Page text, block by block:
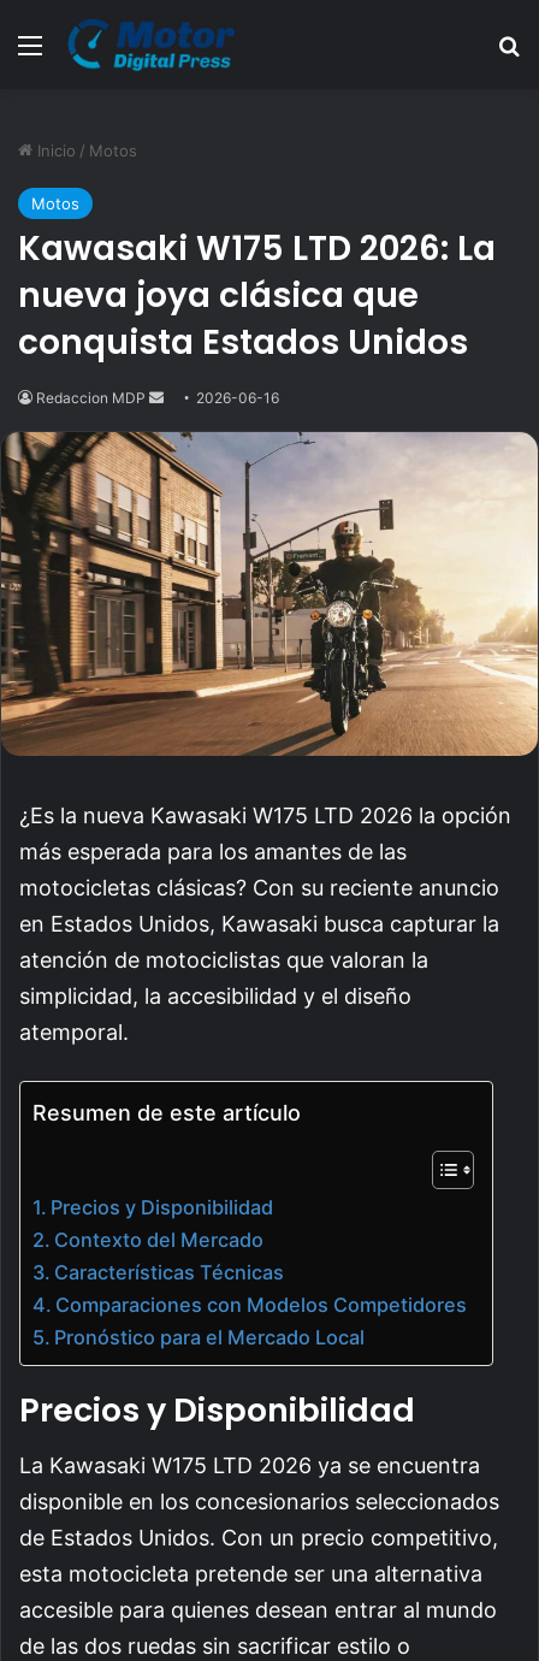
Menú
Inicio / Motos
Motos
Kawasaki W175 LTD 2026: La
nueva joya clásica que
conquista Estados Unidos
Redaccion MDP
Send
email
2026-06-16
¿Es la nueva Kawasaki W175 LTD 2026 la opción
más esperada para los amantes de las
motocicletas clásicas? Con su reciente anuncio
en Estados Unidos, Kawasaki busca capturar la
atención de motociclistas que valoran la
simplicidad, la accesibilidad y el diseño
atemporal.
Resumen de este artículo
Precios y Disponibilidad
Contexto del Mercado
Características Técnicas
Comparaciones con Modelos Competidores
Pronóstico para el Mercado Local
Precios y Disponibilidad
La Kawasaki W175 LTD 2026 ya se encuentra
disponible en los concesionarios seleccionados
de Estados Unidos. Con un precio competitivo,
esta motocicleta pretende ser una alternativa
accesible para quienes desean entrar al mundo
de las dos ruedas sin sacrificar estilo o